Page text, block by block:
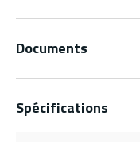
Documents
Spécifications